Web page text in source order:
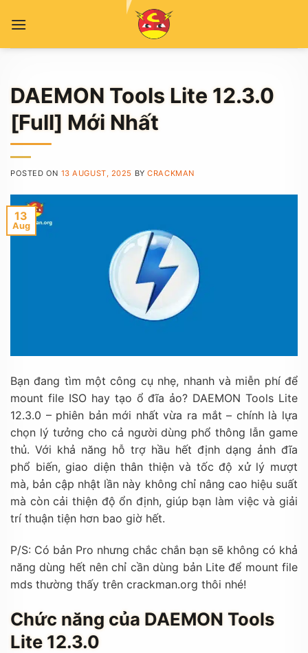
DAEMON Tools Lite 12.3.0
[Full] Mới Nhất
POSTED ON 13 AUGUST, 2025 BYCRACKMAN
13
Aug
Bạn đang tìm một công cụ nhẹ, nhanh và miễn phí để
mount file ISO hay tạo ổ đĩa ảo? DAEMON Tools Lite
12.3.0 – phiên bản mới nhất vừa ra mắt – chính là lựa
chọn lý tưởng cho cả người dùng phổ thông lẫn game
thủ. Với khả năng hỗ trợ hầu hết định dạng ảnh đĩa
phổ biến, giao diện thân thiện và tốc độ xử lý mượt
mà, bản cập nhật lần này không chỉ nâng cao hiệu suất
mà còn cải thiện độ ổn định, giúp bạn làm việc và giải
trí thuận tiện hơn bao giờ hết.
P/S: Có bản Pro nhưng chắc chắn bạn sẽ không có khả
năng dùng hết nên chỉ cần dùng bản Lite để mount file
mds thường thấy trên crackman.org thôi nhé!
Chức năng của DAEMON Tools
Lite 12.3.0